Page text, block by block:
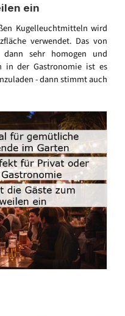
ein
Kugelleuchtmitteln wird
verwendet. Das von
sehr homogen und
in der Gastronomie ist es
- dann stimmt auch